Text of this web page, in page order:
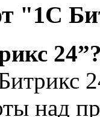
"1С
над